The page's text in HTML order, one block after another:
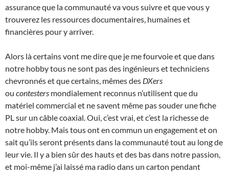
assurance que la communauté va vous suivre et que vous y
trouverez les ressources documentaires, humaines et
financières pour y arriver.
Alors là certains vont me dire que je me fourvoie et que dans
notre hobby tous ne sont pas des ingénieurs et techniciens
chevronnés et que certains, mêmes des DXers
ou contesters mondialement reconnus n’utilisent que du
matériel commercial et ne savent même pas souder une fiche
PL sur un câble coaxial. Oui, c’est vrai, et c’est la richesse de
notre hobby. Mais tous ont en commun un engagement et on
sait qu’ils seront présents dans la communauté tout au long de
leur vie. Il y a bien sûr des hauts et des bas dans notre passion,
et moi-même j’ai laissé ma radio dans un carton pendant